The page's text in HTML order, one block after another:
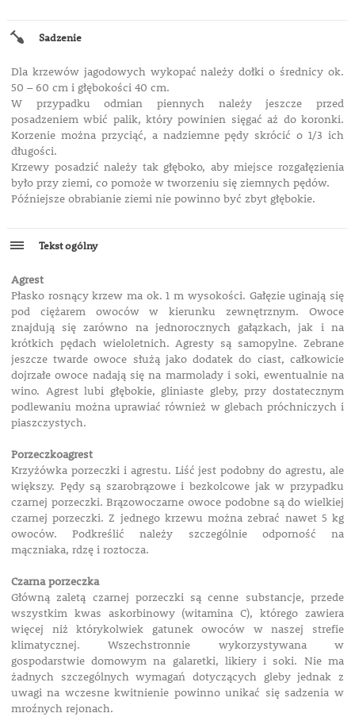
Sadzenie
Dla krzewów jagodowych wykopać należy dołki o średnicy ok.
50 – 60 cm i głębokości 40 cm.
W przypadku odmian piennych należy jeszcze przed
posadzeniem wbić palik, który powinien sięgać aż do koronki.
Korzenie można przyciąć, a nadziemne pędy skrócić o 1/3 ich
długości.
Krzewy posadzić należy tak głęboko, aby miejsce rozgałęzienia
było przy ziemi, co pomoże w tworzeniu się ziemnych pędów.
Późniejsze obrabianie ziemi nie powinno być zbyt głębokie.
Tekst ogólny
Agrest
Płasko rosnący krzew ma ok. 1 m wysokości. Gałęzie uginają się
pod ciężarem owoców w kierunku zewnętrznym. Owoce
znajdują się zarówno na jednorocznych gałązkach, jak i na
krótkich pędach wieloletnich. Agresty są samopylne. Zebrane
jeszcze twarde owoce służą jako dodatek do ciast, całkowicie
dojrzałe owoce nadają się na marmolady i soki, ewentualnie na
wino. Agrest lubi głębokie, gliniaste gleby, przy dostatecznym
podlewaniu można uprawiać również w glebach próchniczych i
piaszczystych.
Porzeczkoagrest
Krzyżówka porzeczki i agrestu. Liść jest podobny do agrestu, ale
większy. Pędy są szarobrązowe i bezkolcowe jak w przypadku
czarnej porzeczki. Brązowoczarne owoce podobne są do wielkiej
czarnej porzeczki. Z jednego krzewu można zebrać nawet 5 kg
owoców. Podkreślić należy szczególnie odporność na
mączniaka, rdzę i roztocza.
Czarna porzeczka
Główną zaletą czarnej porzeczki są cenne substancje, przede
wszystkim kwas askorbinowy (witamina C), którego zawiera
więcej niż którykolwiek gatunek owoców w naszej strefie
klimatycznej. Wszechstronnie wykorzystywana w
gospodarstwie domowym na galaretki, likiery i soki. Nie ma
żadnych szczególnych wymagań dotyczących gleby jednak z
uwagi na wczesne kwitnienie powinno unikać się sadzenia w
mroźnych rejonach.